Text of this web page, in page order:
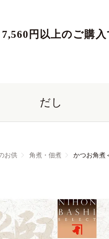
7,560円以上のご購
だし
お供 角煮・佃煮 かつお角煮